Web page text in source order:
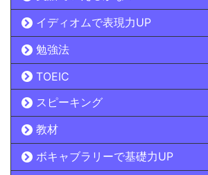
イディオムで表現力UP
勉強法
TOEIC
スピーキング
教材
ボキャブラリーで基礎力UP